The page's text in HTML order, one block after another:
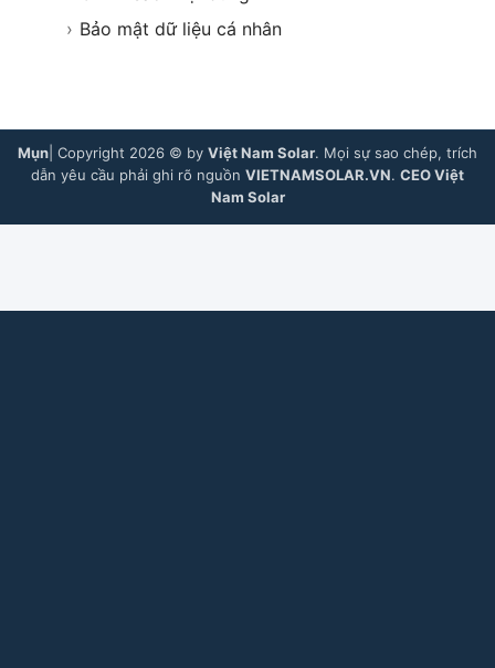
› Bảo mật dữ liệu cá nhân
Mụn | Copyright 2026 © by Việt Nam Solar. Mọi sự sao chép, trích
dẫn yêu cầu phải ghi rõ nguồn VIETNAMSOLAR.VN. CEO Việt
Nam Solar